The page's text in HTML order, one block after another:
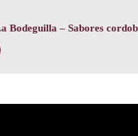
Bodeguilla – Sabores